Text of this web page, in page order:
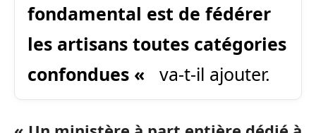
fondamental est de fédérer
les artisans toutes catégories
confondues «
va-t-il ajouter.